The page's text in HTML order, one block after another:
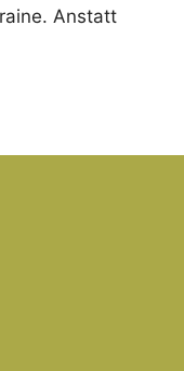
Anstatt